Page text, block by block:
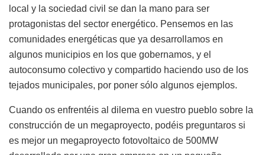
local y la sociedad civil se dan la mano para ser
protagonistas del sector energético. Pensemos en las
comunidades energéticas que ya desarrollamos en
algunos municipios en los que gobernamos, y el
autoconsumo colectivo y compartido haciendo uso de los
tejados municipales, por poner sólo algunos ejemplos.
Cuando os enfrentéis al dilema en vuestro pueblo sobre la
construcción de un megaproyecto, podéis preguntaros si
es mejor un megaproyecto fotovoltaico de 500MW